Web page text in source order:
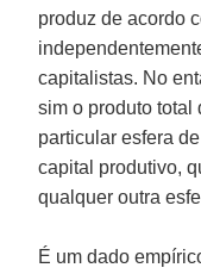
produz de acordo
capitalistas. No
sim o produto total
particular esfera
capital produtivo,
qualquer outra
É um dado